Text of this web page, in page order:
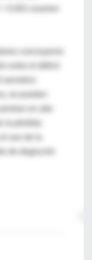
0.001 examen
concluyeron
se pueden
la pérdida
de deglución